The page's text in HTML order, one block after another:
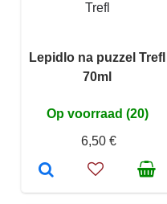
Trefl
Lepidlo na puzzel Trefl
70ml
Op voorraad (20)
6,50 €